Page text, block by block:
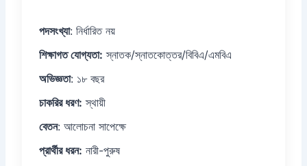
পদসংখ্যা: নির্ধারিত নয়
শিক্ষাগত যোগ্যতা: স্নাতক/স্নাতকোত্তর/বিবিএ/এমবিএ
অভিজ্ঞতা: ১৮ বছর
চাকরির ধরণ: স্থায়ী
বেতন: আলোচনা সাপেক্ষে
প্রার্থীর ধরন: নারী-পুরুষ